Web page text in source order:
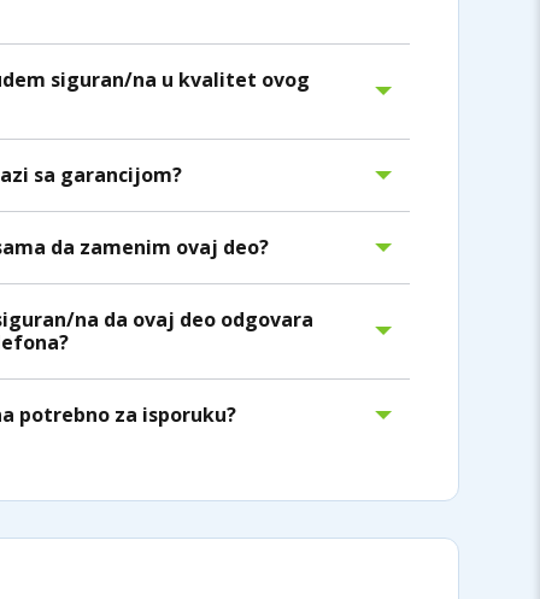
siguran/na u kvalitet ovog
sa garancijom?
da zamenim ovaj deo?
na da ovaj deo odgovara
potrebno za isporuku?